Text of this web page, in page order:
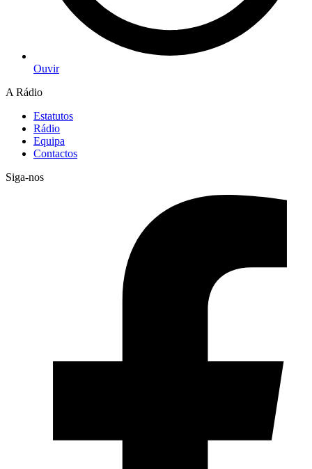
Ouvir
A Rádio
Estatutos
Rádio
Equipa
Contactos
Siga-nos